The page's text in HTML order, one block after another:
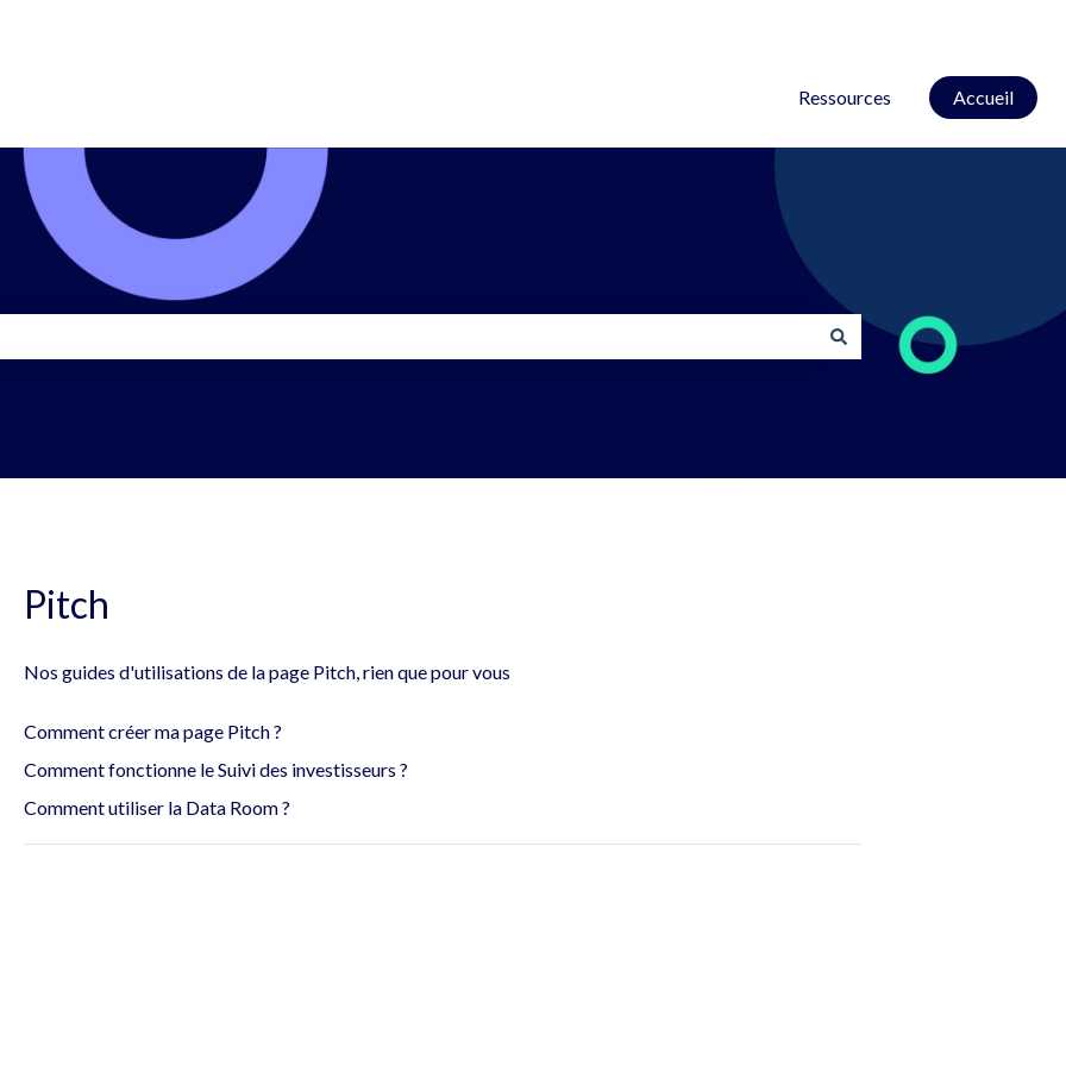
Ressources Accueil
Pitch
Nos guides d'utilisations de la page Pitch, rien que pour vous
Comment créer ma page Pitch ?
Comment fonctionne le Suivi des investisseurs ?
Comment utiliser la Data Room ?